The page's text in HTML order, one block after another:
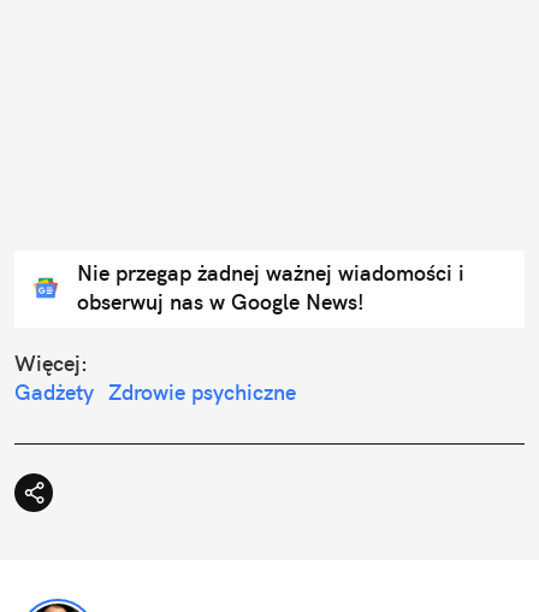
Nie przegap żadnej ważnej wiadomości i
obserwuj nas w Google News!
Więcej:
Gadżety Zdrowie psychiczne